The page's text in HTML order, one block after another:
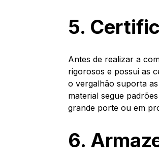
5.
Antes de realizar a
rigorosos e possui as
o vergalhão suporta
material segue
grande porte ou em
6.